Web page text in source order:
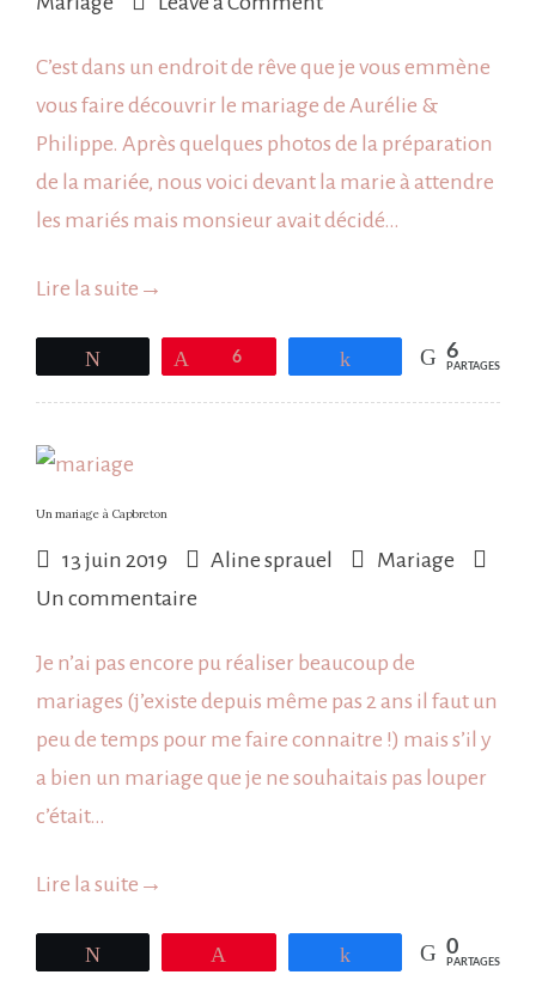
au
pays
basque
C’est dans un endroit de rêve que je vous emmène
vous faire découvrir le mariage de Aurélie &
Philippe. Après quelques photos de la préparation
de la mariée, nous voici devant la marie à attendre
les mariés mais monsieur avait décidé…
Lire la suite →
Tweetez Épingle
6 Partagez 6
PARTAGES
Un mariage à Capbreton
13 juin 2019 Aline sprauel
Mariage
Un commentaire
mariage
à
Capbreton
Je n’ai pas encore pu réaliser beaucoup de
mariages (j’existe depuis même pas 2 ans il faut un
peu de temps pour me faire connaitre !) mais s’il y
a bien un mariage que je ne souhaitais pas louper
c’était…
Lire la suite →
Partagez 0
PARTAGES